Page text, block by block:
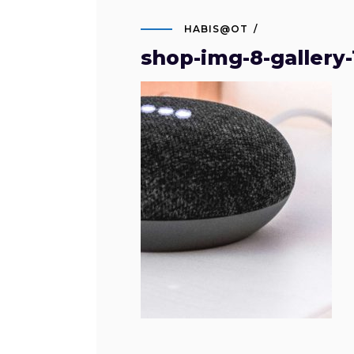
HABIS@OT
shop-img-8-gallery-